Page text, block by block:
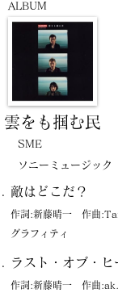
雲をも掴む民
ALBUM
SME
ソニーミュージック
敵はどこだ？
作詞:新藤晴一 作曲
グラフィティ
ラスト・オブ・ヒ
作詞:新藤晴一 作曲